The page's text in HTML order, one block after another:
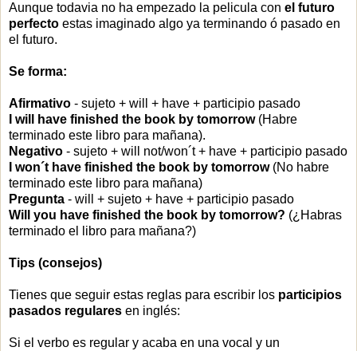
Aunque todavia no ha empezado la pelicula conel futuro
perfecto estas imaginado algo ya terminando ó pasado en
el futuro.
Se forma:
Afirmativo- sujeto + will + have + participio pasado
I will have finished the book by tomorrow(Habre
terminado este libro para mañana).
Negativo - sujeto + will not/won´t + have + participio pasado
I won´t have finished the book by tomorrow(No habre
terminado este libro para mañana)
Pregunta - will + sujeto + have + participio pasado
Will you have finished the book by tomorrow? (¿Habras
terminado el libro para mañana?)
Tips (consejos)
Tienes que seguir estas reglas para escribir los participios
pasados regulares en inglés:
Si el verbo es regular y acaba en una vocal y un